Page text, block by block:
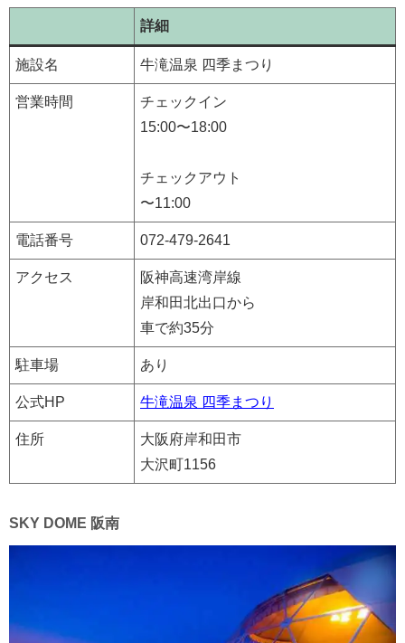
詳細
施設名 牛滝温泉 四季まつり
営業時間
チェックイン
15:00〜18:00
チェックアウト
〜11:00
電話番号 072-479-2641
アクセス
阪神高速湾岸線
岸和田北出口から
車で約35分
駐車場 あり
公式HP 牛滝温泉 四季まつり
住所
大阪府岸和田市
大沢町1156
SKY DOME 阪南